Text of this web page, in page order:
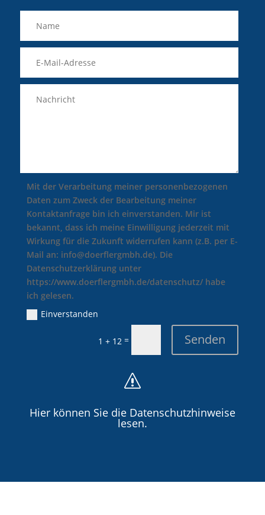
Mit der Verarbeitung meiner personenbezogenen
Daten zum Zweck der Bearbeitung meiner
Kontaktanfrage bin ich einverstanden. Mir ist
bekannt, dass ich meine Einwilligung jederzeit mit
Wirkung für die Zukunft widerrufen kann (z.B. per E-
Mail an: info@doerflergmbh.de). Die
Datenschutzerklärung unter
https://www.doerflergmbh.de/datenschutz/ habe
ich gelesen.
Einverstanden
1 + 12 = Senden
s
Hier können Sie die Datenschutzhinweise
lesen.